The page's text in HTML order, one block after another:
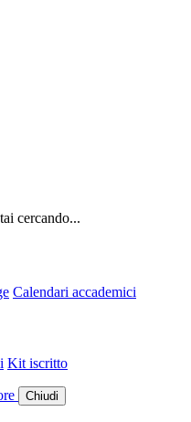
cercando...
Calendari accademici
Kit iscritto
Chiudi